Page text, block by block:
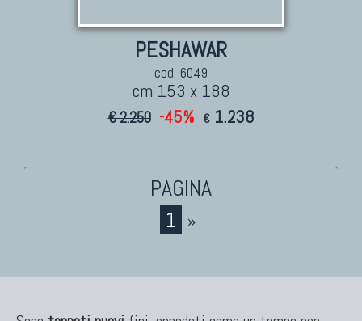
Collezione Hyderabad
Collezione Peshawar
Collezione Zigler
Tappeti Caucasici Antichi: Kazak
Tappeti Caucasici Antichi: Karabagh
Tappeti Caucasici Vecchi E Nuovi
PESHAWAR
cod. 6049
cm 153 x 188
€ 2.250 -45% € 1.238
1 »